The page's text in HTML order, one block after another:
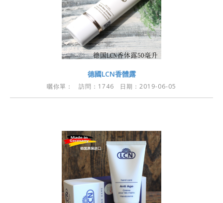
德國LCN香體露
曬你單： 訪問：1746 日期：2019-06-05